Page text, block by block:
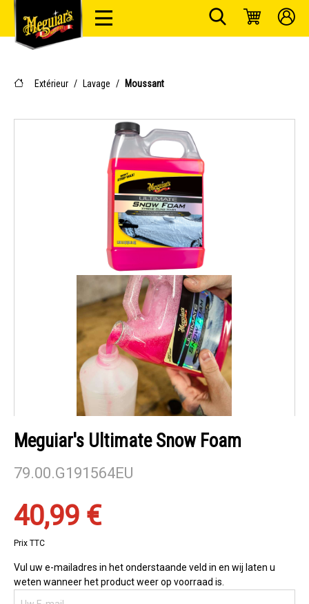
Extérieur / Lavage / Moussant
Meguiar's Ultimate Snow Foam
79.00.G191564EU
40,99 €
Prix TTC
Vul uw e-mailadres in het onderstaande veld in en wij laten u
weten wanneer het product weer op voorraad is.